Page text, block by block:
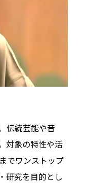
伝統芸能や音
対象の特性や活
でワンストップ
研究を目的とし